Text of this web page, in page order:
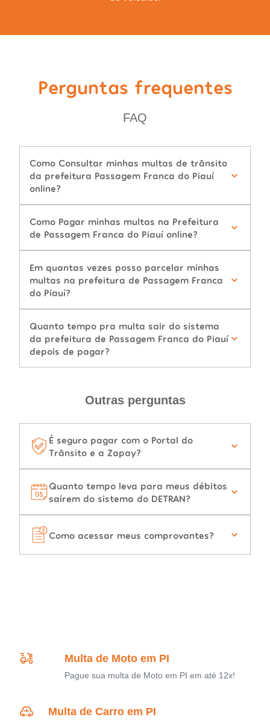
Perguntas frequentes
FAQ
Como Consultar minhas multas de trânsito
da prefeitura Passagem Franca do Piauí
online?
Como Pagar minhas multas na Prefeitura
de Passagem Franca do Piauí online?
Em quantas vezes posso parcelar minhas
multas na prefeitura de Passagem Franca
do Piauí?
Quanto tempo pra multa sair do sistema
da prefeitura de Passagem Franca do Piauí
depois de pagar?
Outras perguntas
É seguro pagar com o Portal do
Trânsito e a Zapay?
Quanto tempo leva para meus débitos
saírem do sistema do DETRAN?
Como acessar meus comprovantes?
Multa de Moto em PI
Pague sua multa de Moto em PI em até 12x!
Multa de Carro em PI